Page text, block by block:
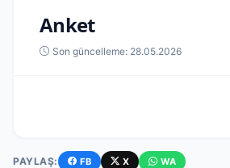
Anket
Son güncelleme: 28.05.2026
PAYLAŞ: FB X WA